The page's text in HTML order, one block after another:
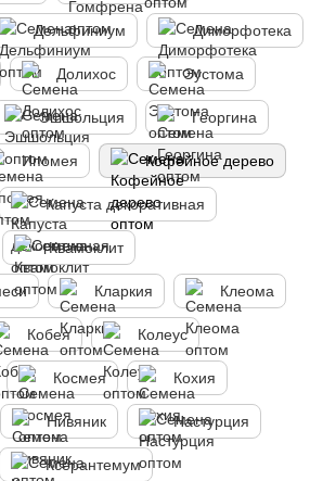
Дельфиниум Диморфотека
Долихос Эустома
Эшшольция Георгина
Ипомея Кофейное дерево
Капуста декоративная
Квамоклит
Кларкия Клеома
Кобея Колеус
Космея Кохия
Нивяник Настурция
Ксерантемум